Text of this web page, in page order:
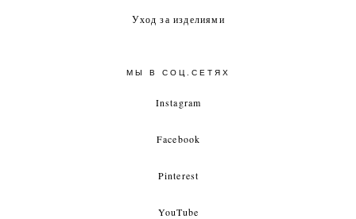
Уход за изделиями
МЫ В СОЦ.СЕТЯХ
Instagram
Facebook
Pinterest
YouTube